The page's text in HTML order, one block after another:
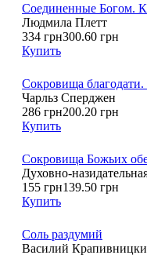
Соединенные Богом.
Людмила Плетт
334 грн300.60 грн
Купить
Сокровища
Чарльз Сперджен
286 грн200.20 грн
Купить
Сокровища Божьих
Духовно-
155 грн139.50 грн
Купить
Соль раздумий
Василий